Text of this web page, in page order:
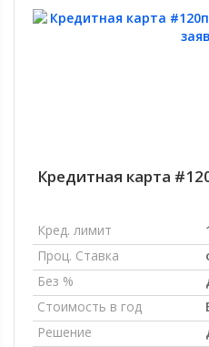
Кредитная карта
Кред. лимит
Проц. Ставка
Без %
Стоимость в год
Решение